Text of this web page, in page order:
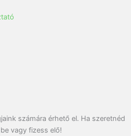
számára érhető el. Ha szeretnéd
vagy fizess elő!